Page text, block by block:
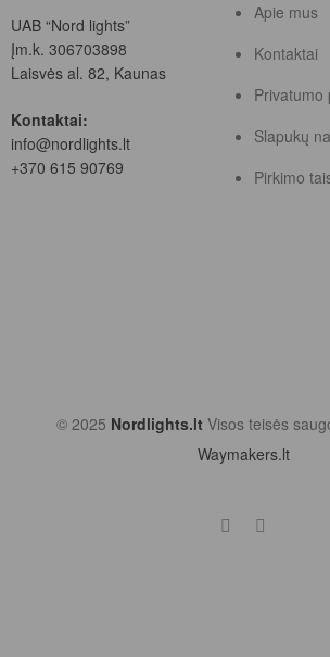
UAB “Nord lights”
Įm.k. 306703898
Laisvės al. 82, Kaunas
Kontaktai:
info@nordlights.lt
+370 615 90769
Apie mus
Kontaktai
Privatumo
Slapukų
Pirkimo
© 2025 Nordlights.lt Visos teisės
Waymakers.lt